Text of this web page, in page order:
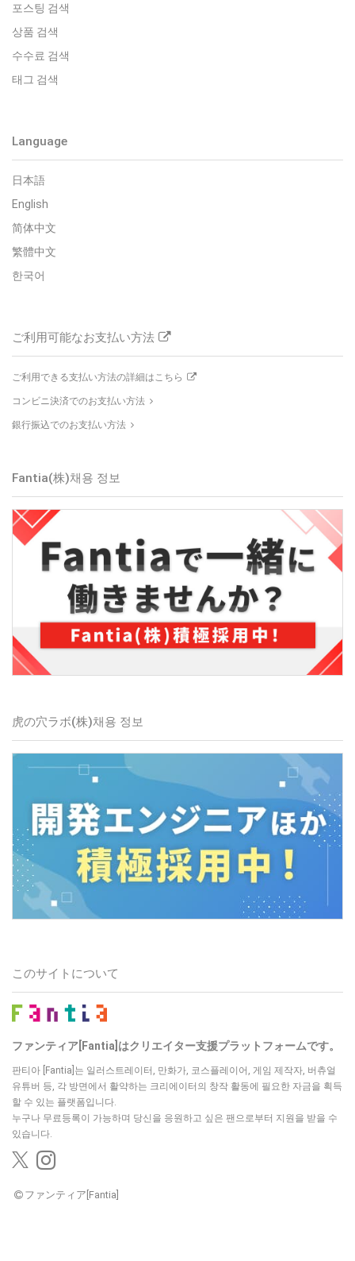
포스팅 검색
상품 검색
수수료 검색
태그 검색
Language
日本語
English
简体中文
繁體中文
한국어
ご利用可能なお支払い方法
ご利用できる支払い方法の詳細はこちら
コンビニ決済でのお支払い方法
銀行振込でのお支払い方法
Fantia(株)채용 정보
虎の穴ラボ(株)채용 정보
このサイトについて
ファンティア[Fantia]はクリエイター支援プラットフォームです。
판티아 [Fantia]는 일러스트레이터, 만화가, 코스플레이어, 게임 제작자, 버츄얼
유튜버 등, 각 방면에서 활약하는 크리에이터의 창작 활동에 필요한 자금을 획득
할 수 있는 플랫폼입니다.
누구나 무료등록이 가능하며 당신을 응원하고 싶은 팬으로부터 지원을 받을 수
있습니다.
ファンティア[Fantia]